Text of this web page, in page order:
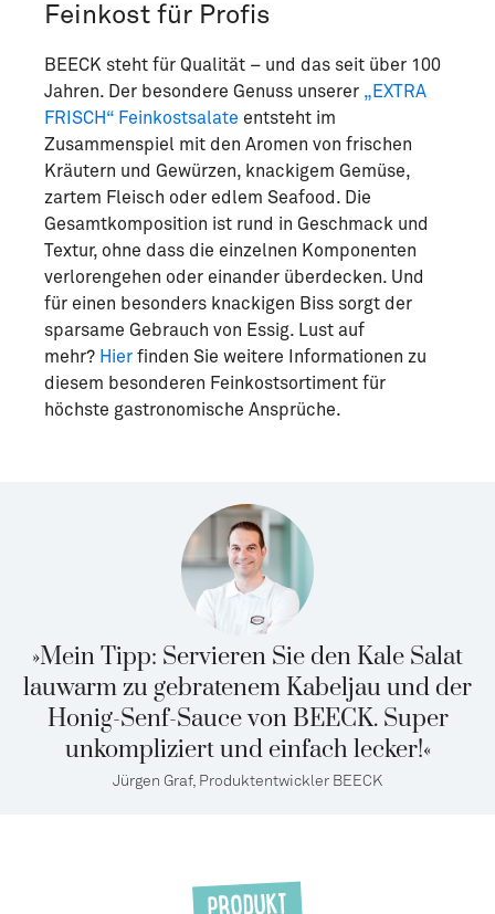
Feinkost für Profis
BEECK steht für Qualität – und das seit über 100
Jahren. Der besondere Genuss unserer „EXTRA
FRISCH“ Feinkostsalate entsteht im
Zusammenspiel mit den Aromen von frischen
Kräutern und Gewürzen, knackigem Gemüse,
zartem Fleisch oder edlem Seafood. Die
Gesamtkomposition ist rund in Geschmack und
Textur, ohne dass die einzelnen Komponenten
verlorengehen oder einander überdecken. Und
für einen besonders knackigen Biss sorgt der
sparsame Gebrauch von Essig. Lust auf
mehr? Hier finden Sie weitere Informationen zu
diesem besonderen Feinkostsortiment für
höchste gastronomische Ansprüche.
»Mein Tipp: Servieren Sie den Kale Salat
lauwarm zu gebratenem Kabeljau und der
Honig-Senf-Sauce von BEECK. Super
unkompliziert und einfach lecker!«
Jürgen Graf, Produktentwickler BEECK